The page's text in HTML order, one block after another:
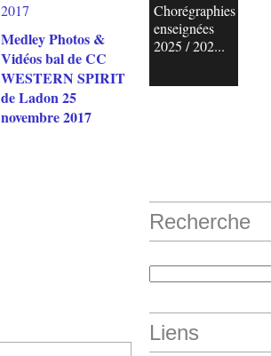
Medley Photos &
Vidéos bal de CC
WESTERN SPIRIT
de Ladon 25
novembre 2017
Chorégraphies
enseignées
2025 / 202...
Recherche
Liens